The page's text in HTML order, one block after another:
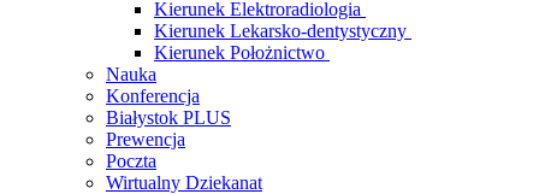
Kierunek Elektroradiologia
Kierunek Lekarsko-dentystyczny
Kierunek Położnictwo
Nauka
Konferencja
Białystok PLUS
Prewencja
Poczta
Wirtualny Dziekanat